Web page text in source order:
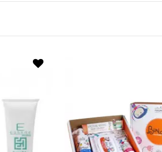
di Puravida Bio, Lozione Bebè
il cambio pannolino.
la massima compatibilità